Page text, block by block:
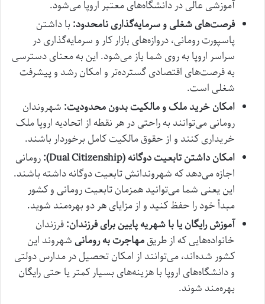
آموزشی عالی در دانشگاه‌های معتبر اروپا می‌شود.
فرصت‌های شغلی و سرمایه‌گذاری نامحدود: با داشتن
پاسپورت رومانی، دروازه‌های بازار کار و سرمایه‌گذاری در
سراسر اروپا به روی شما باز می‌شود. این به معنای دسترسی
به فرصت‌های اقتصادی گسترده‌تر و امکان رشد و پیشرفت
شغلی است.
امکان خرید ملک و مالکیت بدون محدودیت: شهروندان
رومانی می‌توانند به راحتی در هر نقطه از اتحادیه اروپا ملک
خریداری کنند و از حقوق مالکیت کامل برخوردار باشند.
امکان داشتن تابعیت دوگانه (Dual Citizenship):
رومانی
اجازه می‌دهد که شهروندانش تابعیت دوگانه داشته باشند.
این یعنی شما می‌توانید همزمان تابعیت رومانی و کشور
مبدأ خود را حفظ کنید و از مزایای هر دو بهره‌مند شوید.
آموزش رایگان یا با شهریه پایین برای فرزندان:فرزندان
خانواده‌هایی که از طریقمهاجرت به رومانی شهروند این
کشور شده‌اند، می‌توانند از امکان تحصیل در مدارس دولتی
و دانشگاه‌های اروپا با هزینه‌های بسیار کمتر یا حتی رایگان
بهره‌مند شوند.